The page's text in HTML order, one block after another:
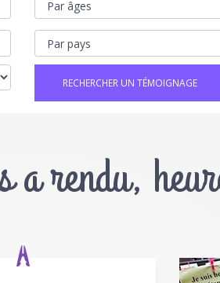
a rendu,